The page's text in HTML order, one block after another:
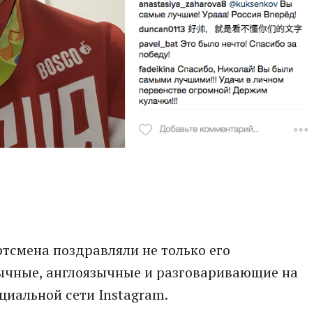
поздравляли не только его
англоязычные и разговаривающие на
сети Instagram.